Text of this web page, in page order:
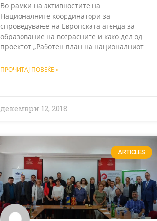
Во рамки на активностите на
Националните координатори за
спроведување на Европската агенда за
образование на возрасните и како дел од
проектот „Работен план на националниот
ПРОЧИТАЈ ПОВЕЌЕ »
декември 12, 2018
ARTICLES